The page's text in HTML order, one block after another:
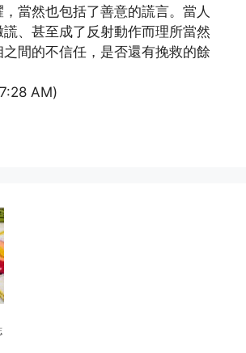
當然也包括了善意的謊言。當人
、甚至成了反射動作而理所當然
間的不信任，是否還有挽救的餘
AM)